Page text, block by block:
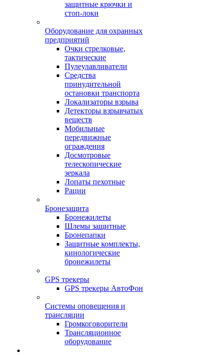
защитные крючки и
стоп-локи
Оборудование для охранных
предприятий
Очки стрелковые,
тактические
Пулеулавливатели
Средства
принудительной
остановки транспорта
Локализаторы взрыва
Детекторы взрывчатых
веществ
Мобильные
передвижные
ограждения
Досмотровые
телескопические
зеркала
Лопаты пехотные
Рации
Бронезащита
Бронежилеты
Шлемы защитные
Бронепапки
Защитные комплекты,
кинологические
бронежилеты
GPS трекеры
GPS трекеры АвтоФон
Системы оповещения и
трансляции
Громкоговорители
Трансляционное
оборудование